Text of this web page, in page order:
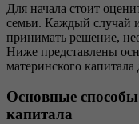
Для начала стоит
семьи. Каждый случай
принимать решение,
Ниже представлены
материнского
Основные
капитала